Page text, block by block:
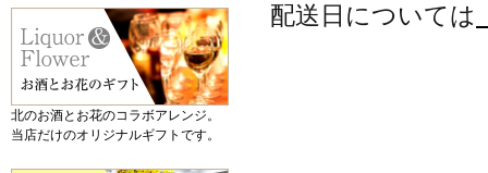
配送日については
北のお酒とお花のコラボアレンジ。
当店だけのオリジナルギフトです。